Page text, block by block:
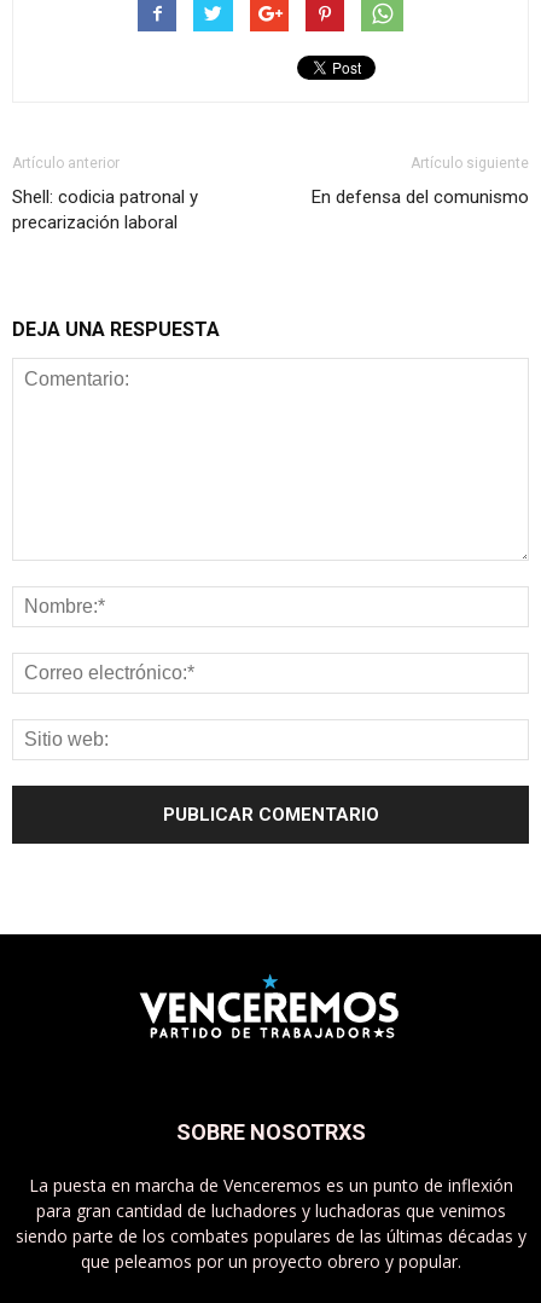
Artículo anterior
Shell: codicia patronal y
precarización laboral
Artículo siguiente
En defensa del comunismo
DEJA UNA RESPUESTA
SOBRE NOSOTRXS
La puesta en marcha de Venceremos es un punto de inflexión
para gran cantidad de luchadores y luchadoras que venimos
siendo parte de los combates populares de las últimas décadas y
que peleamos por un proyecto obrero y popular.